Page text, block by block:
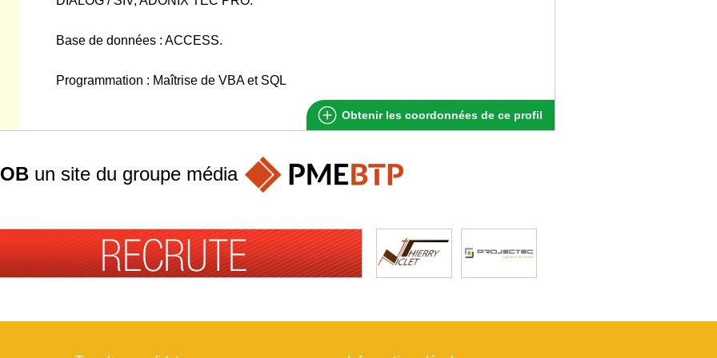
Base de données : ACCESS.
Programmation : Maîtrise de VBA et SQL
Obtenir les coordonnées de ce profil
un site du groupe média